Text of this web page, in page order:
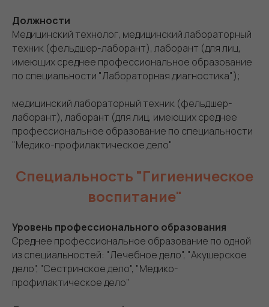
Должности
Медицинский технолог, медицинский лабораторный
техник (фельдшер-лаборант), лаборант (для лиц,
имеющих среднее профессиональное образование
по специальности "Лабораторная диагностика");
медицинский лабораторный техник (фельдшер-
лаборант), лаборант (для лиц, имеющих среднее
профессиональное образование по специальности
"Медико-профилактическое дело"
Специальность "Гигиеническое
воспитание"
Уровень профессионального образования
Среднее профессиональное образование по одной
из специальностей: "Лечебное дело", "Акушерское
дело", "Сестринское дело", "Медико-
профилактическое дело"